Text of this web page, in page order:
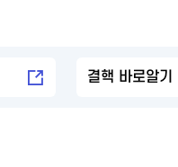
결핵 바로알기